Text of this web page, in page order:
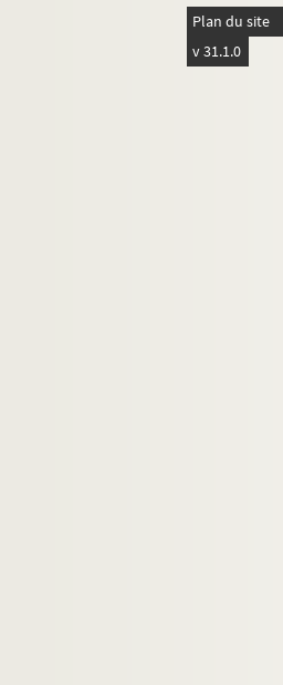
Plan du site
v 31.1.0